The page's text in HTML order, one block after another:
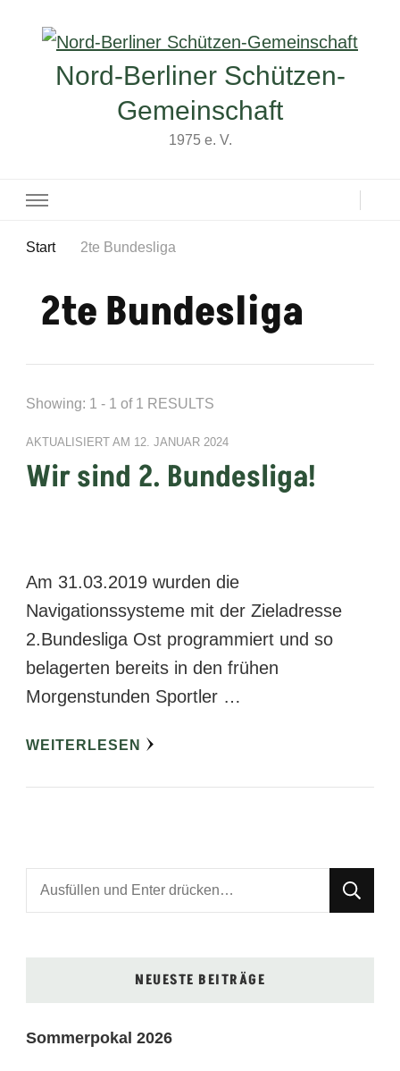
Nord-Berliner Schützen-
Gemeinschaft
1975 e. V.
Start 2te Bundesliga
2te Bundesliga
Showing: 1 - 1 of 1 RESULTS
AKTUALISIERT AM 12. JANUAR 2024
Wir sind 2. Bundesliga!
Am 31.03.2019 wurden die
Navigationssysteme mit der Zieladresse
2.Bundesliga Ost programmiert und so
belagerten bereits in den frühen
Morgenstunden Sportler …
WEITERLESEN
Suchst
du
NEUESTE BEITRÄGE
Sommerpokal 2026